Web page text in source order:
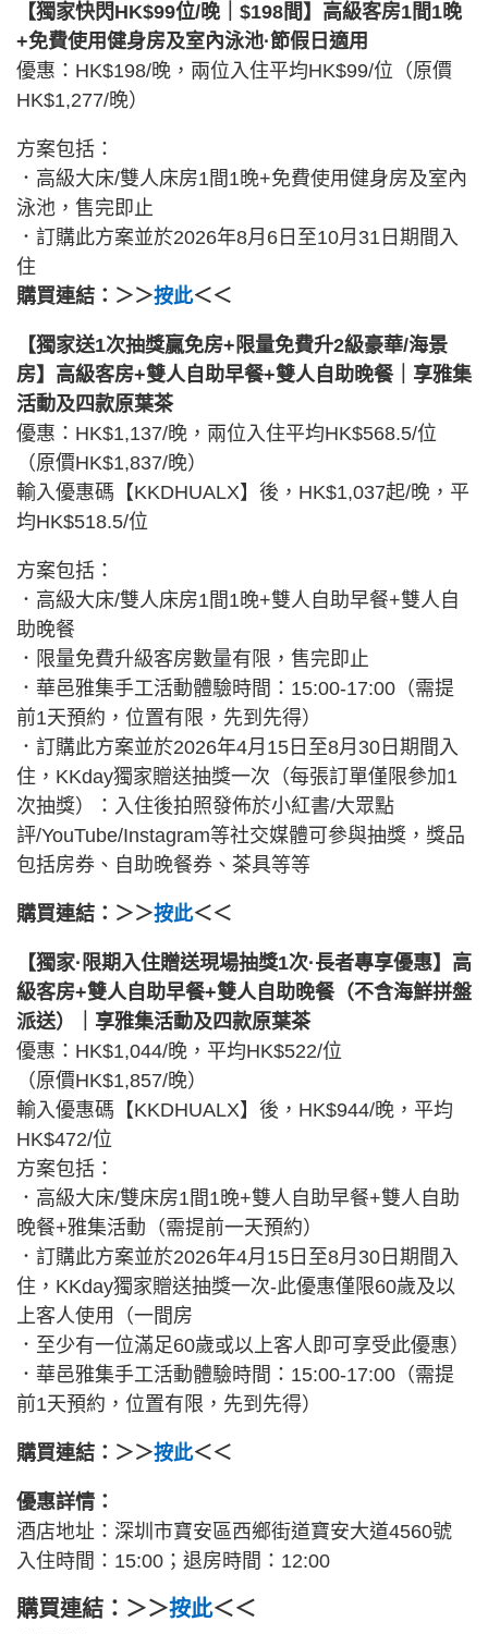
【獨家快閃HK$99位/晚｜$198間】高級客房1間1晚
+免費使用健身房及室內泳池·節假日適用
優惠：HK$198/晚，兩位入住平均HK$99/位（原價
HK$1,277/晚）
方案包括：
．高級大床/雙人床房1間1晚+免費使用健身房及室內
泳池，售完即止
．訂購此方案並於2026年8月6日至10月31日期間入
住
購買連結：＞＞按此＜＜
【獨家送1次抽獎贏免房+限量免費升2級豪華/海景
房】高級客房+雙人自助早餐+雙人自助晚餐｜享雅集
活動及四款原葉茶
優惠：HK$1,137/晚，兩位入住平均HK$568.5/位
（原價HK$1,837/晚）
輸入優惠碼【KKDHUALX】後，HK$1,037起/晚，平
均HK$518.5/位
方案包括：
．高級大床/雙人床房1間1晚+雙人自助早餐+雙人自
助晚餐
．限量免費升級客房數量有限，售完即止
．華邑雅集手工活動體驗時間：15:00-17:00（需提
前1天預約，位置有限，先到先得）
．訂購此方案並於2026年4月15日至8月30日期間入
住，KKday獨家贈送抽獎一次（每張訂單僅限參加1
次抽獎）：入住後拍照發佈於小紅書/大眾點
評/YouTube/Instagram等社交媒體可參與抽獎，獎品
包括房券、自助晚餐券、茶具等等
購買連結：＞＞按此＜＜
【獨家·限期入住贈送現場抽獎1次·長者專享優惠】高
級客房+雙人自助早餐+雙人自助晚餐（不含海鮮拼盤
派送）｜享雅集活動及四款原葉茶
優惠：HK$1,044/晚，平均HK$522/位
（原價HK$1,857/晚）
輸入優惠碼【KKDHUALX】後，HK$944/晚，平均
HK$472/位
方案包括：
．高級大床/雙床房1間1晚+雙人自助早餐+雙人自助
晚餐+雅集活動（需提前一天預約）
．訂購此方案並於2026年4月15日至8月30日期間入
住，KKday獨家贈送抽獎一次-此優惠僅限60歲及以
上客人使用（一間房
．至少有一位滿足60歲或以上客人即可享受此優惠）
．華邑雅集手工活動體驗時間：15:00-17:00（需提
前1天預約，位置有限，先到先得）
購買連結：＞＞按此＜＜
優惠詳情：
酒店地址：深圳市寶安區西鄉街道寶安大道4560號
入住時間：15:00；退房時間：12:00
購買連結：＞＞按此＜＜